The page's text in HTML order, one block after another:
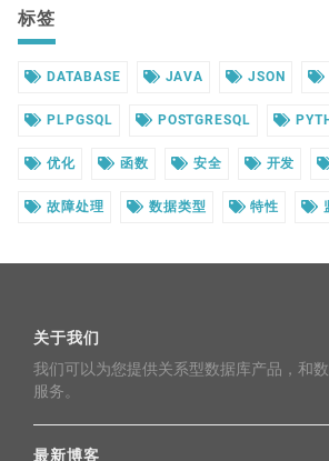
标签
DATABASE JAVA JSON
PLPGSQL POSTGRESQL
优化 函数 安全 开发
故障处理 数据类型 特性
关于我们
我们可以为您提供关系型数据库产品，和
服务。
最新博客